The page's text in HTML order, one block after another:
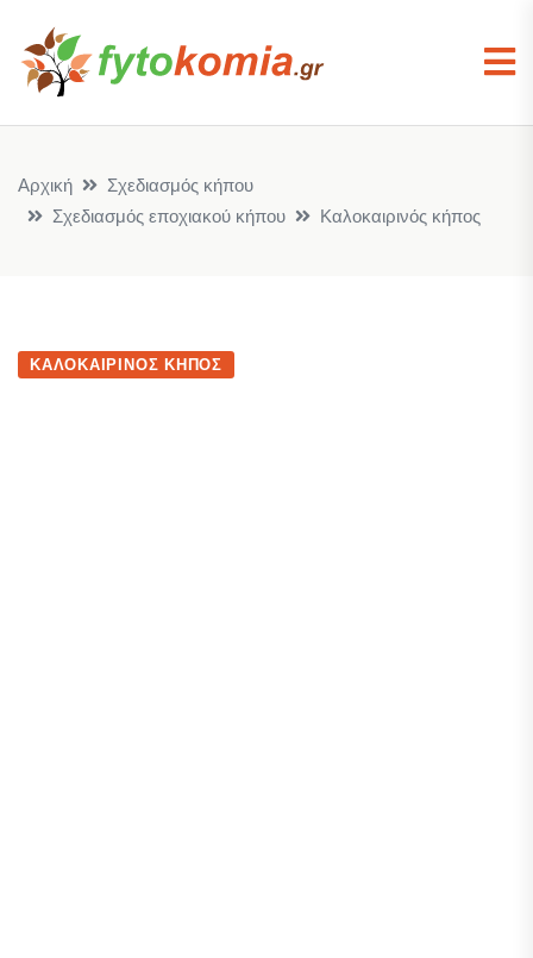
Αρχική
Σχεδιασμός κήπου
Σχεδιασμός εποχιακού κήπου
Καλοκαιρινός κήπος
ΚΑΛΟΚΑΙΡΙΝΌΣ ΚΉΠΟΣ